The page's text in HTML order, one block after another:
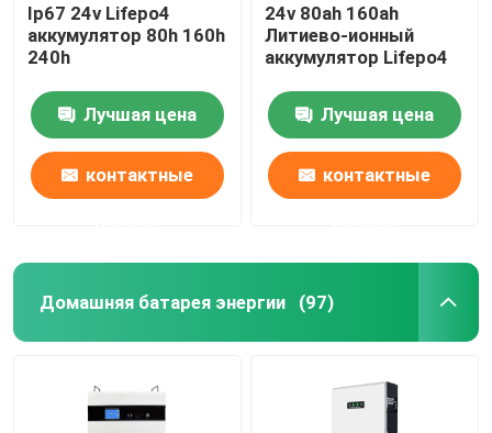
Ip67 24v Lifepo4
аккумулятор 80h 160h
240h
Лучшая цена
контактные
24v 80ah 160ah
Литиево-ионный
аккумулятор Lifepo4
Лучшая цена
контактные
Домашняя батарея энергии (97)